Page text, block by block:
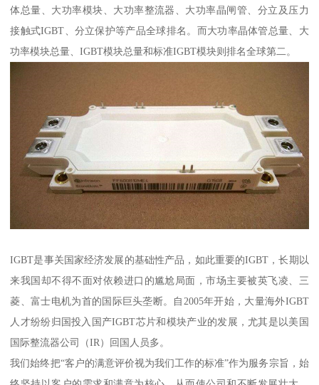
体总量、大功率模块、大功率整流器、大功率晶闸管、分立及压力
接触式IGBT、分立保护等产品全球排名。而大功率晶体管总量、大
功率模块总量、IGBT模块总量和标准IGBT模块则排名全球第二。
IGBT是事关国家经济发展的基础性产品，如此重要的IGBT，长期以
来我国却不得不面对依赖进口的尴尬局面，市场主要被英飞凌、三
菱、富士电机为首的国际巨头垄断。自2005年开始，大量海外IGBT
人才纷纷归国投入国产IGBT芯片和模块产业的发展，尤其是以美国
国际整流器公司（IR）回国人员多。
我们始终把“客户的满意评价视为我们工作的标准”作为服务宗旨，始